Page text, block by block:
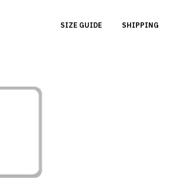
SIZE GUIDE SHIPPING